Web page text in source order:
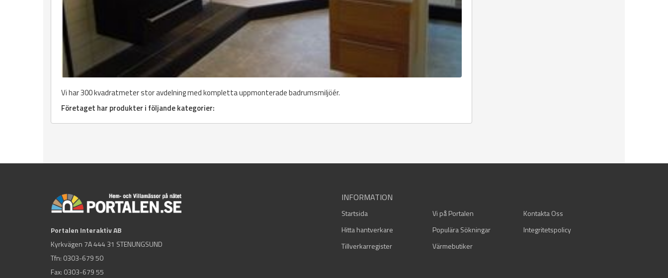
Vi har 300 kvadratmeter stor avdelning med kompletta uppmonterade badrumsmiljöér.
Företaget har produkter i följande kategorier:
Portalen Interaktiv AB
Kyrkvägen 7A 444 31 STENUNGSUND
Tfn: 0303-679 50
Fax: 0303-679 55
INFORMATION
Startsida Vi på Portalen
Kontakta Oss
Hitta hantverkare
Populära Sökningar
Integritetspolicy
Tillverkarregister
Värmebutiker